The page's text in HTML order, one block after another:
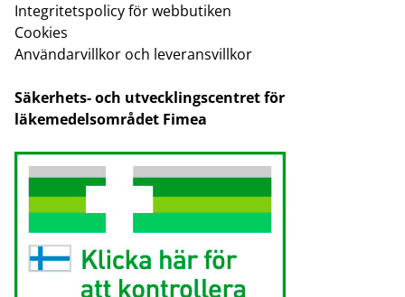
Integritetspolicy för webbutiken
Cookies
Användarvillkor och leveransvillkor
Säkerhets- och utvecklingscentret för
läkemedelsområdet Fimea